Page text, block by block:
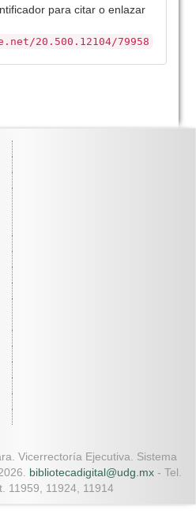
para citar o enlazar
20.500.12104/79958
Vicerrectoría Ejecutiva. Sistema
bibliotecadigital@udg.mx - Tel.
11959, 11924, 11914